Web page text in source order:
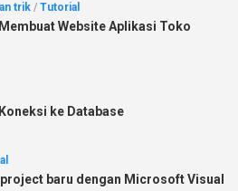
trik / Tutorial
Website Aplikasi Toko
ke Database
baru dengan Microsoft Visual